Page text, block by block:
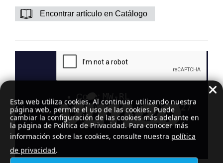
Encontrar artículo en Catálogo
Esta web utiliza cookies. Al continuar utilizando nuestra
página web, permite el uso de las cookies. Puede
cambiar la configuración de las cookies más adelante en
la página de Política de Privacidad. Para conocer más
información sobre las cookies, consulte nuestra política
de privacidad.